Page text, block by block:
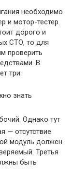
необходимо
и мотор-тестер.
дорого и
СТО, то для
проверить
В
три:
Однако тут
— отсутствие
модуль должен
Третья
быть